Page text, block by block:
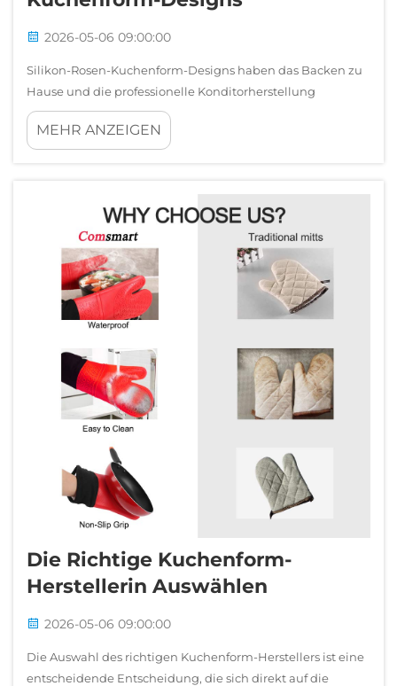
2026-05-06 09:00:00
Silikon-Rosen-Kuchenform-Designs haben das Backen zu
Hause und die professionelle Konditorherstellung
revolutioniert, indem sie aufwändige Blütenmuster bieten,
die gewöhnliche Kuchen in beeindruckende Mittelpunkte
MEHR ANZEIGEN
Die Richtige Kuchenform-
Herstellerin Auswählen
2026-05-06 09:00:00
Die Auswahl des richtigen Kuchenform-Herstellers ist eine
entscheidende Entscheidung, die sich direkt auf die